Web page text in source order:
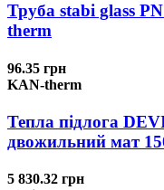
Труба stabi glass
therm
96.35 грн
KAN-therm
Тепла підлога
двожильний мат
5 830.32 грн